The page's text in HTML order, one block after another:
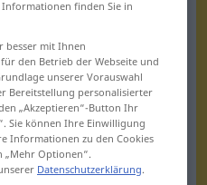
Informationen finden Sie in
besser mit Ihnen
den Betrieb der Webseite und
unserer Vorauswahl
Bereitstellung personalisierter
„Akzeptieren“-Button Ihr
Sie können Ihre Einwilligung
Informationen zu den Cookies
„Mehr Optionen“.
Datenschutzerklärung.